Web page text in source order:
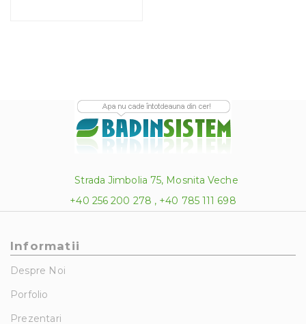
Strada Jimbolia 75, Mosnita Veche
+40 256 200 278 , +40 785 111 698
Informatii
Despre Noi
Porfolio
Prezentari